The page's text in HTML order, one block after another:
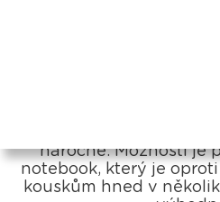
Kvůli pandemii
nevystačí. Pořizovat
náročné. Možností je
notebook, který je
kouskům hned v